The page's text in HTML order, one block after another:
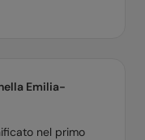
Emilia-
nel primo